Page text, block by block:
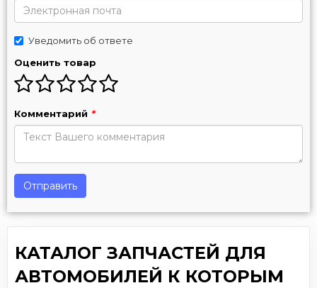
Уведомить об ответе
Оценить товар
Комментарий *
Отправить
КАТАЛОГ ЗАПЧАСТЕЙ ДЛЯ
АВТОМОБИЛЕЙ К КОТОРЫМ